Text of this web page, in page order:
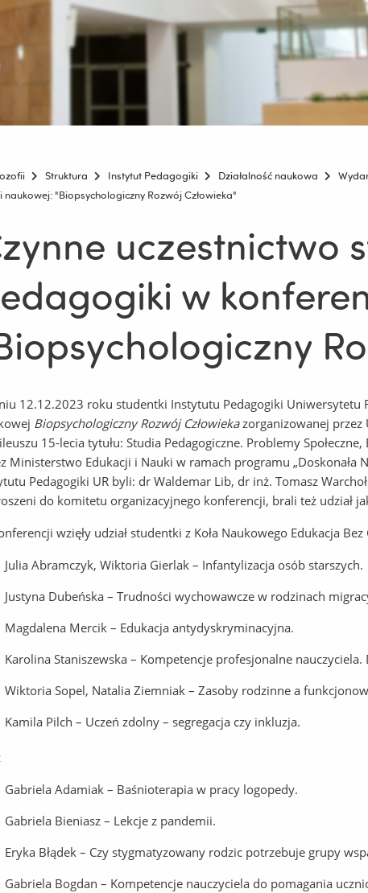
Struktura Instytut Pedagogiki Działalność naukowa
"Biopsychologiczny Rozwój Człowieka"
uczestnictwo
w
12.12.2023 roku studentki Instytutu Pedagogiki Uniwersytetu
Biopsychologiczny Rozwój Człowiekazorganizowanej przez
15-lecia tytułu: Studia Pedagogiczne. Problemy
Ministerstwo Edukacji i Nauki w ramach programu „Doskonała
Pedagogiki UR byli: dr Waldemar Lib, dr inż. Tomasz
do komitetu organizacyjnego konferencji, brali też udział
wzięły udział studentki z Koła Naukowego Edukacja
Julia Abramczyk, Wiktoria Gierlak – Infantylizacja osób starszych.
Justyna Dubeńska – Trudności wychowawcze w rodzinach
Magdalena Mercik – Edukacja antydyskryminacyjna.
Karolina Staniszewska – Kompetencje profesjonalne
Wiktoria Sopel, Natalia Ziemniak – Zasoby rodzinne a
Kamila Pilch – Uczeń zdolny – segregacja czy inkluzja.
Gabriela Adamiak – Baśnioterapia w pracy logopedy.
Gabriela Bieniasz – Lekcje z pandemii.
Eryka Błądek – Czy stygmatyzowany rodzic potrzebuje grupy
Gabriela Bogdan – Kompetencje nauczyciela do pomagania